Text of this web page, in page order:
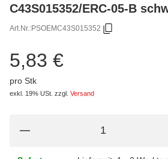
C43S015352/ERC-05-B
Art.Nr.:PSOEMC43S015352
5,83 €
pro Stk
exkl. 19% USt. zzgl. Versand